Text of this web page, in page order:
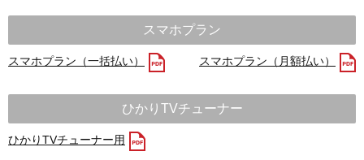
スマホプラン
スマホプラン（一括払い） スマホプラン（月額払い）
ひかりTVチューナー
ひかりTVチューナー用